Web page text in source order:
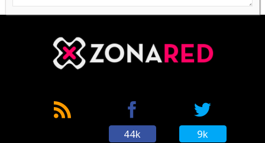
44k 9k